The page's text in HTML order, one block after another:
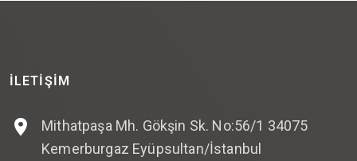
İLETIŞIM
Mithatpaşa Mh. Gökşin Sk. No:56/1 34075
Kemerburgaz Eyüpsultan/İstanbul